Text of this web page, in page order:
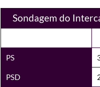
Sondagem do
PS
PSD